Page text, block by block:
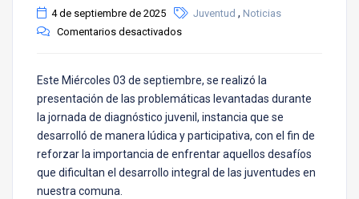
4 de septiembre de 2025 Juventud , Noticias
Comentarios desactivados
Este Miércoles 03 de septiembre, se realizó la
presentación de las problemáticas levantadas durante
la jornada de diagnóstico juvenil, instancia que se
desarrolló de manera lúdica y participativa, con el fin de
reforzar la importancia de enfrentar aquellos desafíos
que dificultan el desarrollo integral de las juventudes en
nuestra comuna.